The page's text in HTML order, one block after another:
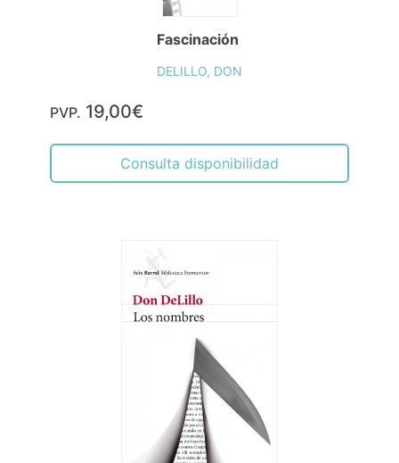
Fascinación
DELILLO, DON
PVP. 19,00€
Consulta disponibilidad